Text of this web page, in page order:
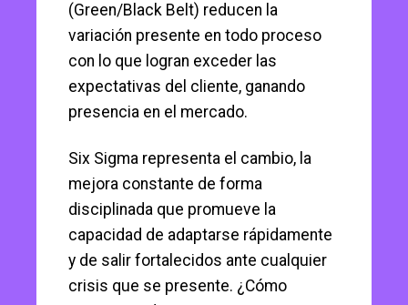
(Green/Black Belt) reducen la
variación presente en todo proceso
con lo que logran exceder las
expectativas del cliente, ganando
presencia en el mercado.
Six Sigma representa el cambio, la
mejora constante de forma
disciplinada que promueve la
capacidad de adaptarse rápidamente
y de salir fortalecidos ante cualquier
crisis que se presente. ¿Cómo